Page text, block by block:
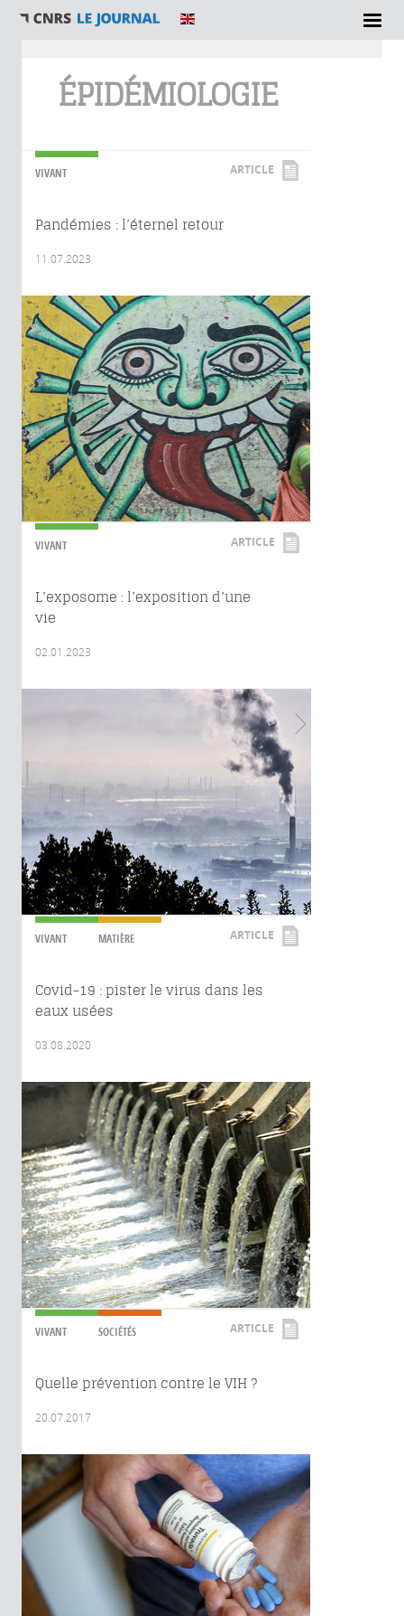
ÉPIDÉMIOLOGIE
VIVANT ARTICLE
Pandémies : l’éternel retour
11.07.2023
VIVANT ARTICLE
L’exposome : l’exposition d’une
vie
02.01.2023
VIVANT MATIÈRE ARTICLE
Covid-19 : pister le virus dans les
eaux usées
03.08.2020
VIVANT SOCIÉTÉS ARTICLE
Quelle prévention contre le VIH ?
20.07.2017